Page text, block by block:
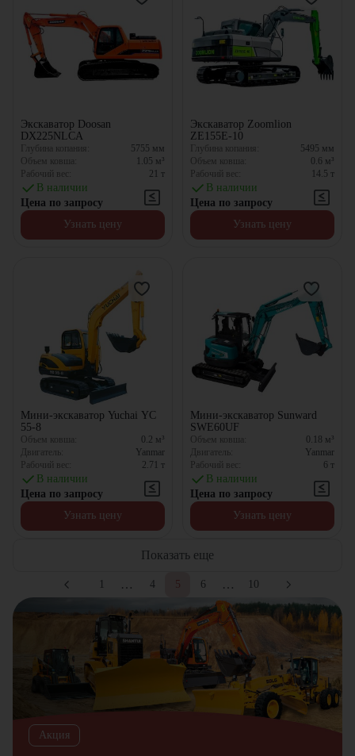
Экскаватор Doosan
DX225NLCA
Глубина копания: 5755 мм
Объем ковша:
1.05 м³
Рабочий вес:
21 т
В наличии
Цена по запросу
Узнать цену
Экскаватор Zoomlion
ZE155E-10
Глубина копания: 5495 мм
Объем ковша:
0.6 м³
Рабочий вес:
14.5 т
В наличии
Цена по запросу
Узнать цену
Мини-экскаватор Yuchai YС
55-8
Объем ковша: 0.2 м³
Двигатель:
Yanmar
Рабочий вес:
2.71 т
В наличии
Цена по запросу
Узнать цену
Мини-экскаватор Sunward
SWE60UF
Объем ковша: 0.18 м³
Двигатель:
Yanmar
Рабочий вес:
6 т
В наличии
Цена по запросу
Узнать цену
Показать еще
… 4 5 6 … 10
Акция